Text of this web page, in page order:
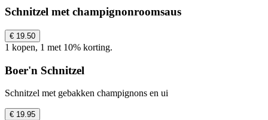
Schnitzel met champignonroomsaus
€ 19.50
1 kopen, 1 met 10% korting.
Boer'n Schnitzel
Schnitzel met gebakken champignons en ui
€ 19.95